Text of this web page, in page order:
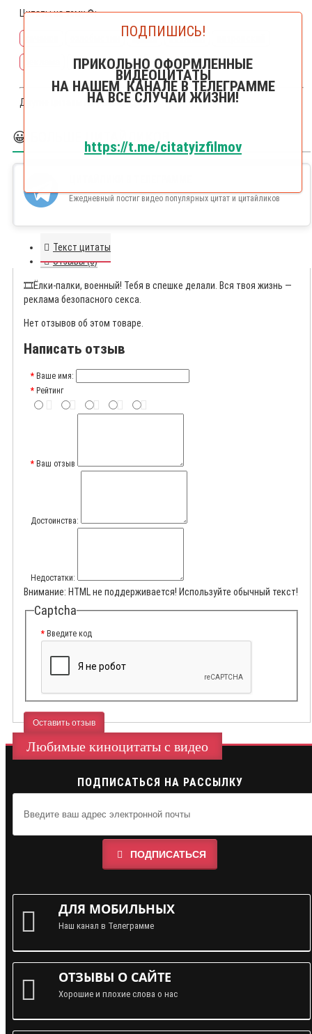
Цитаты на тему🔎:
армия военный
рекламировать презерватив
Другие цитаты из фильмаДМБ
😀 БОЛЬШЕ ЦИТАЙЛИКОВ
Ежедневный постиг видео популярных цитат и цитайликов
Текст цитаты
Отзывы (0)
🎞️Ёлки-палки, военный! Тебя в спешке делали. Вся твоя жизнь —
реклама безопасного секса.
Нет отзывов об этом товаре.
Написать отзыв
Ваше имя:
Рейтинг
Ваш отзыв
Достоинства:
Недостатки:
Внимание: HTML не поддерживается! Используйте обычный текст!
Captcha
Введите код
Оставить отзыв
Любимые киноцитаты с видео
ПОДПИСАТЬСЯ НА РАССЫЛКУ
ПОДПИСАТЬСЯ
ДЛЯ МОБИЛЬНЫХ
Наш канал в Телеграмме
ОТЗЫВЫ О САЙТЕ
Хорошие и плохие слова о нас
ПОДПИШИСЬ!
ПРИКОЛЬНО ОФОРМЛЕННЫЕ
ВИДЕОЦИТАТЫ
НА НАШЕМ КАНАЛЕ В ТЕЛЕГРАММЕ
НА ВСЕ СЛУЧАИ ЖИЗНИ!
https://t.me/citatyizfilmov